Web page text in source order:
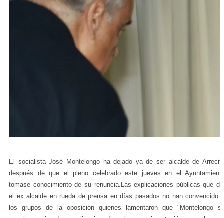
El socialista José Montelongo ha dejado ya de ser alcalde de
después de que el pleno celebrado este jueves en el
tomase conocimiento de su renuncia.Las explicaciones públicas que
el ex alcalde en rueda de prensa en días pasados no han convencido
los grupos de la oposición quienes lamentaron que "Montelongo